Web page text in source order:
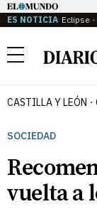
ES NOTICIA Eclipse
Menú
CASTILLA Y LEÓN
SOCIEDAD
vuelta a